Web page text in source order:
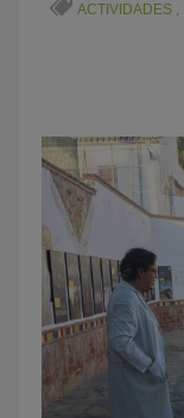
ACTIVIDADES,